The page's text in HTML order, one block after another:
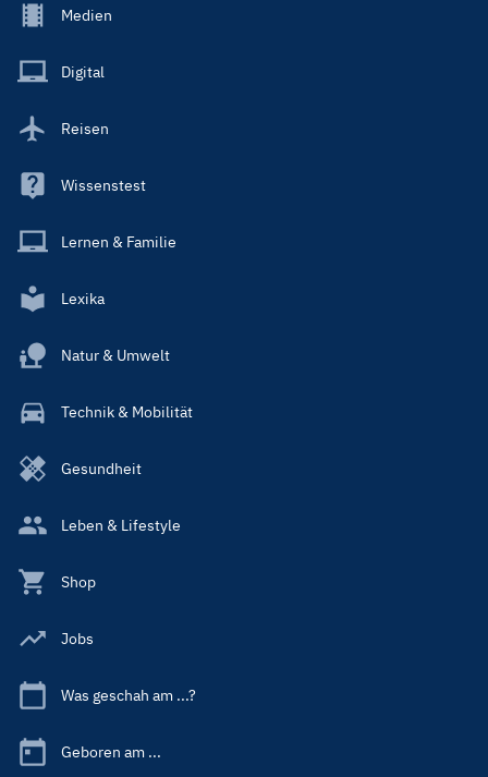
Footer
Main
Medien
Digital
Reisen
Wissenstest
Lernen & Familie
Lexika
Natur & Umwelt
Technik & Mobilität
Gesundheit
Leben & Lifestyle
Shop
Jobs
Was geschah am ...?
Geboren am ...